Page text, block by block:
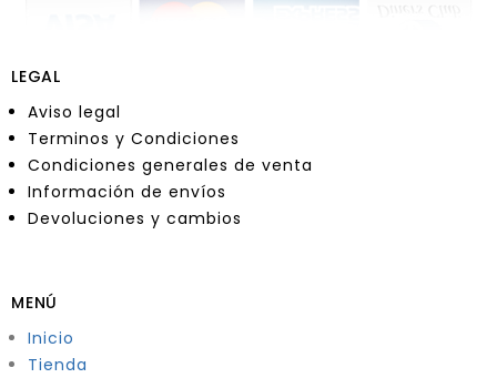
LEGAL
Aviso legal
Terminos y Condiciones
Condiciones generales de venta
Información de envíos
Devoluciones y cambios
MENÚ
Inicio
Tienda